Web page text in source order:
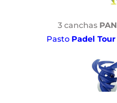
3 canchas
Pasto Padel